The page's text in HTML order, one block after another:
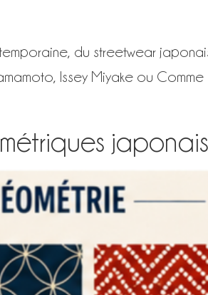
du streetwear
Issey Miyake ou Comme
japonais